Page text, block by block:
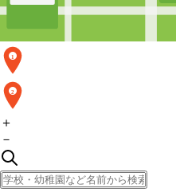
1
2
＋
－